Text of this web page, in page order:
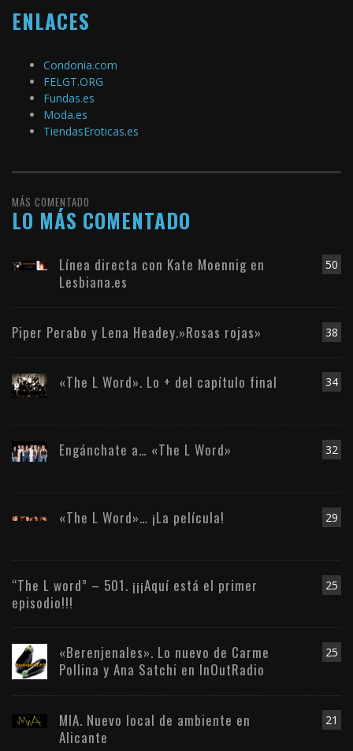
ENLACES
Condonia.com
FELGT.ORG
Fundas.es
Moda.es
TiendasEroticas.es
MÁS COMENTADO
LO MÁS COMENTADO
50
Línea directa con Kate Moennig en
Lesbiana.es
38
Piper Perabo y Lena Headey.»Rosas rojas»
34
«The L Word». Lo + del capítulo final
32
Engánchate a… «The L Word»
29
«The L Word»… ¡La película!
25
“The L word” – 501. ¡¡¡Aquí está el primer
episodio!!!
25
«Berenjenales». Lo nuevo de Carme
Pollina y Ana Satchi en InOutRadio
21
MIA. Nuevo local de ambiente en
Alicante